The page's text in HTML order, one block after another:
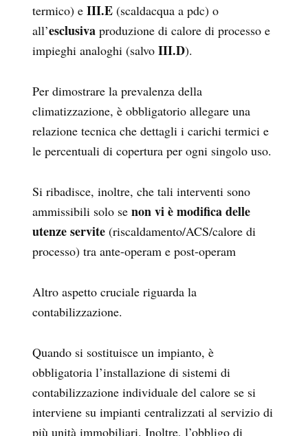
termico) e III.E (scaldacqua a pdc) o
all’esclusiva produzione di calore di processo e
impieghi analoghi (salvo III.D).
Per dimostrare la prevalenza della
climatizzazione, è obbligatorio allegare una
relazione tecnica che dettagli i carichi termici e
le percentuali di copertura per ogni singolo uso.
Si ribadisce, inoltre, che tali interventi sono
ammissibili solo se non vi è modifica delle
utenze servite (riscaldamento/ACS/calore di
processo) tra ante-operam e post-operam
Altro aspetto cruciale riguarda la
contabilizzazione.
Quando si sostituisce un impianto, è
obbligatoria l’installazione di sistemi di
contabilizzazione individuale del calore se si
interviene su impianti centralizzati al servizio di
più unità immobiliari. Inoltre, l’obbligo di